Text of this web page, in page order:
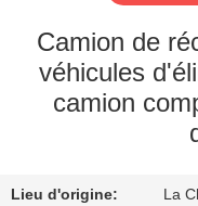
NOUS
VISITE
Camion de
véhicules
camion
Lieu d'origine: La